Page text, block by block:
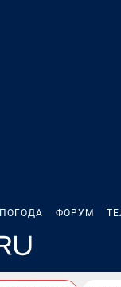
ПОГОДА ФОРУМ